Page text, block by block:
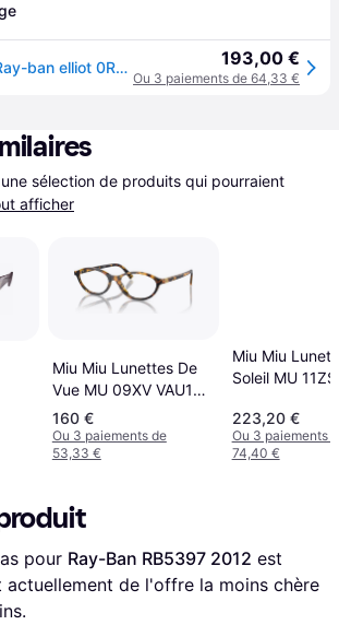
Lunettes de vue Ray-ban elliot 0RX5397-2012 Adulte unisexe - BROWN 193,00 €
Ou 3 paiements de 64,33 €
sélection de produits qui pourraient
afficher
Miu Miu Lunettes De
Vue MU 09XV VAU1O1
Honey Havana
160 €
Ou 3 paiements de
53,33 €
Miu Miu
Soleil MU 11ZS
Honey
223,20 €
Ou 3 paiements
74,40 €
pour Ray-Ban RB5397 2012
actuellement de l'offre la moins chère